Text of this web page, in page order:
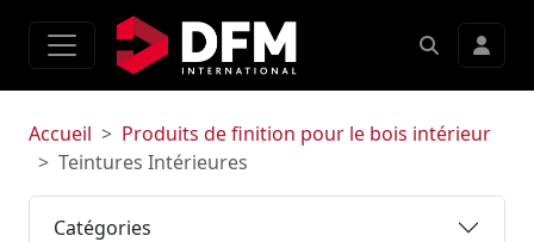
Catégories
Accueil
Produits de finition pour le bois intérieur
Teintures Intérieures